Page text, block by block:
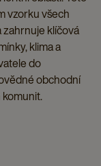
vzorku všech
zahrnuje klíčová
klima a
do
obchodní